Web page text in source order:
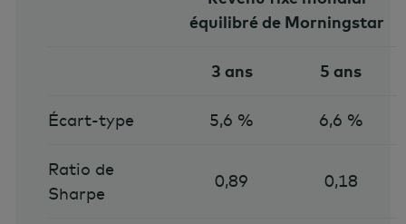
équilibré de Morningstar
3 ans 5 ans
Écart-type 5,6 % 6,6 %
Ratio de
Sharpe
0,89 0,18